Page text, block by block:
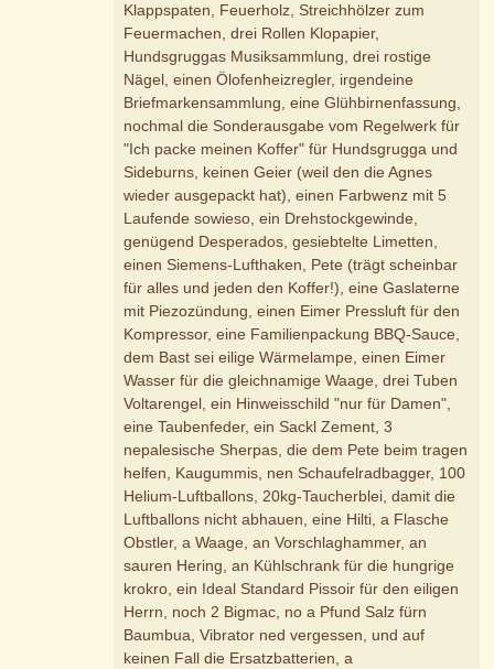
Klappspaten, Feuerholz, Streichhölzer zum
Feuermachen, drei Rollen Klopapier,
Hundsgruggas Musiksammlung, drei rostige
Nägel, einen Ölofenheizregler, irgendeine
Briefmarkensammlung, eine Glühbirnenfassung,
nochmal die Sonderausgabe vom Regelwerk für
"Ich packe meinen Koffer" für Hundsgrugga und
Sideburns, keinen Geier (weil den die Agnes
wieder ausgepackt hat), einen Farbwenz mit 5
Laufende sowieso, ein Drehstockgewinde,
genügend Desperados, gesiebtelte Limetten,
einen Siemens-Lufthaken, Pete (trägt scheinbar
für alles und jeden den Koffer!), eine Gaslaterne
mit Piezozündung, einen Eimer Pressluft für den
Kompressor, eine Familienpackung BBQ-Sauce,
dem Bast sei eilige Wärmelampe, einen Eimer
Wasser für die gleichnamige Waage, drei Tuben
Voltarengel, ein Hinweisschild "nur für Damen",
eine Taubenfeder, ein Sackl Zement, 3
nepalesische Sherpas, die dem Pete beim tragen
helfen, Kaugummis, nen Schaufelradbagger, 100
Helium-Luftballons, 20kg-Taucherblei, damit die
Luftballons nicht abhauen, eine Hilti, a Flasche
Obstler, a Waage, an Vorschlaghammer, an
sauren Hering, an Kühlschrank für die hungrige
krokro, ein Ideal Standard Pissoir für den eiligen
Herrn, noch 2 Bigmac, no a Pfund Salz fürn
Baumbua, Vibrator ned vergessen, und auf
keinen Fall die Ersatzbatterien, a